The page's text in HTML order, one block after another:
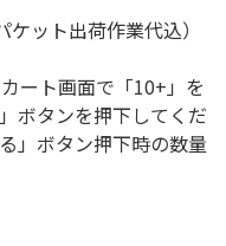
ット出荷作業代込）
ート画面で「10+」を
ボタンを押下してくだ
」ボタン押下時の数量